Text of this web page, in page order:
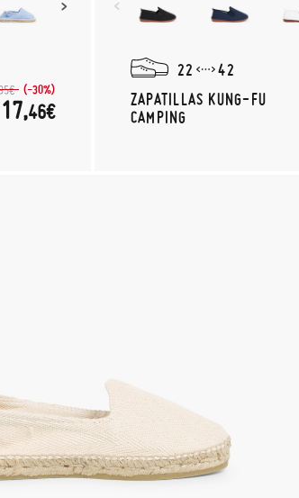
(-30%)
17,46€
22
42
ZAPATILLAS KUNG-FU
CAMPING